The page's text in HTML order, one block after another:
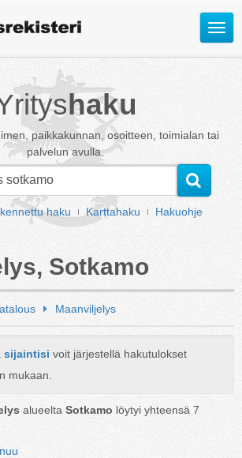
Avaa
haku
paikkakunnan, osoitteen, toimialan tai
palvelun avulla.
haku Karttahaku Hakuohje
Sotkamo
Maanviljelys
sijaintisi voit järjestellä hakutulokset
mukaan.
alueelta Sotkamo löytyi yhteensä 7